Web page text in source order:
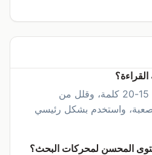
حافظ على طول الجملة 15-20 كلمة، وقلل من
واستخدم بشكل رئيسي
المحسن لمحركات البحث؟